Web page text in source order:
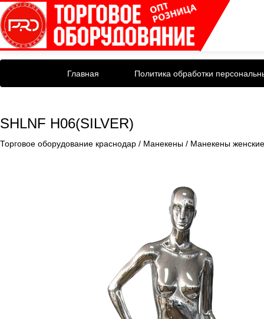
Главная Политика обработки
SHLNF H06(SILVER)
Торговое оборудование краснодар / Манекены / Манекены женские